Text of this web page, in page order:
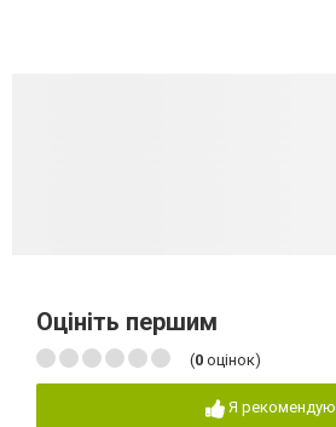
Оцініть першим
(0 оцінок)
Я рекомендую